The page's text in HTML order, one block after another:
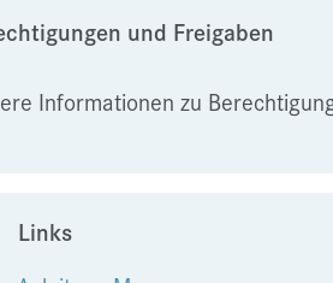
und Freigaben
Informationen zu
Links